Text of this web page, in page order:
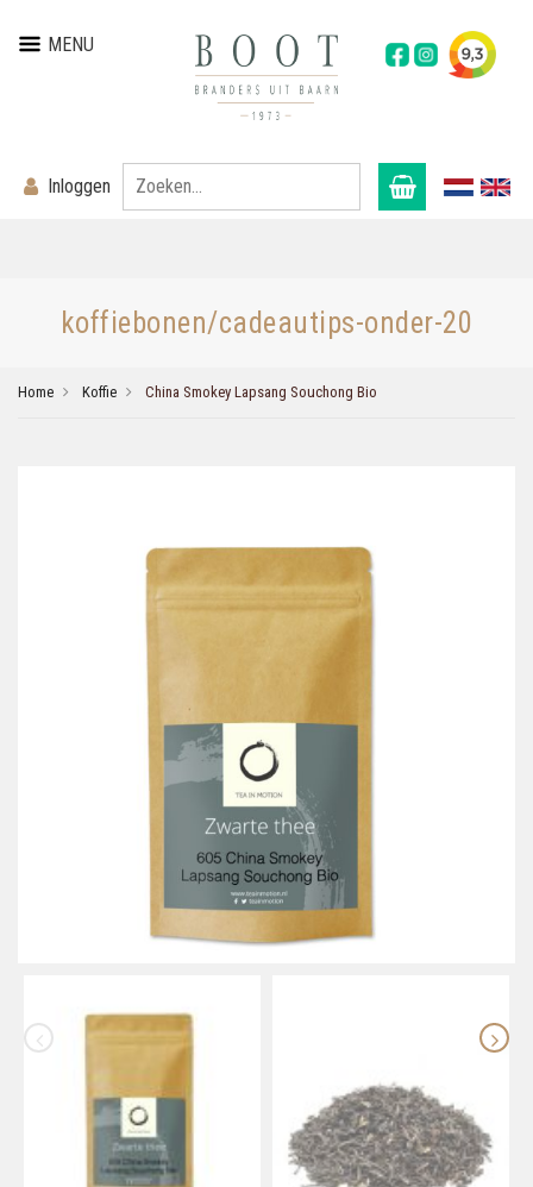
MENU
Inloggen
koffiebonen/cadeautips-onder-20
Home Koffie China Smokey Lapsang Souchong Bio